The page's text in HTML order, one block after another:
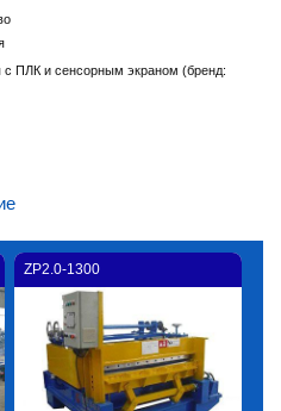
с ПЛК и сенсорным экраном (бренд:
ZP2.0-1300